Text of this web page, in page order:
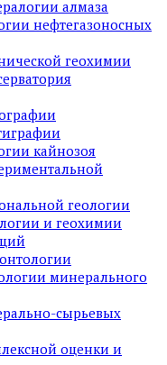
алмаза
нефтегазоносных
геохимии
кайнозоя
геологии
и геохимии
минерального
сырьевых
оценки и